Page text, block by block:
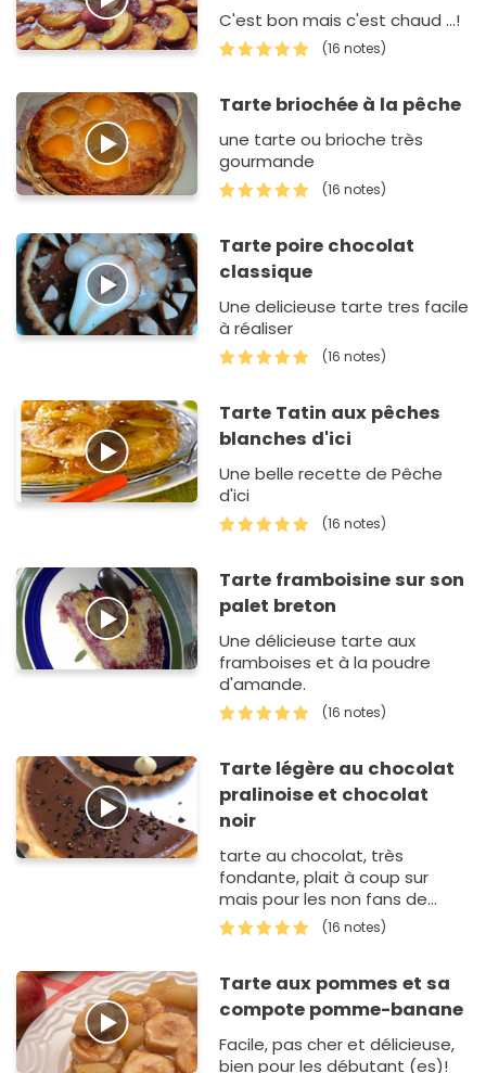
C'est bon mais c'est chaud ...!
(16 notes)
Tarte briochée à la pêche
une tarte ou brioche très
gourmande
(16 notes)
Tarte poire chocolat
classique
Une delicieuse tarte tres facile
à réaliser
(16 notes)
Tarte Tatin aux pêches
blanches d'ici
Une belle recette de Pêche
d'ici
(16 notes)
Tarte framboisine sur son
palet breton
Une délicieuse tarte aux
framboises et à la poudre
d'amande.
(16 notes)
Tarte légère au chocolat
pralinoise et chocolat
noir
tarte au chocolat, très
fondante, plait à coup sur
mais pour les non fans de
chocolat ...
(16 notes)
Tarte aux pommes et sa
compote pomme-banane
Facile, pas cher et délicieuse,
bien pour les débutant (es)!